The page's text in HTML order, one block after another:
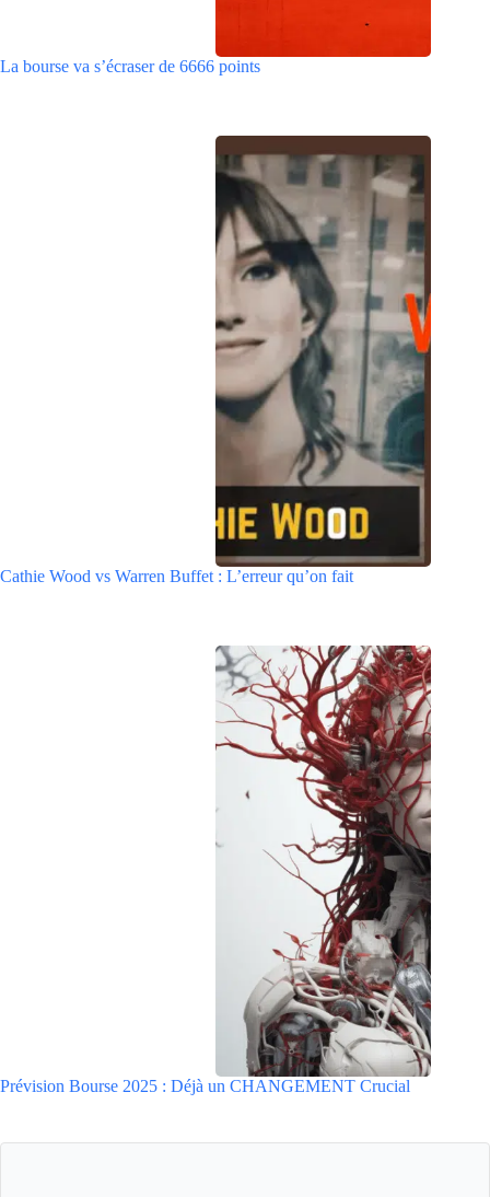
La bourse va s’écraser de 6666 points
Cathie Wood vs Warren Buffet : L’erreur qu’on fait
Prévision Bourse 2025 : Déjà un CHANGEMENT Crucial